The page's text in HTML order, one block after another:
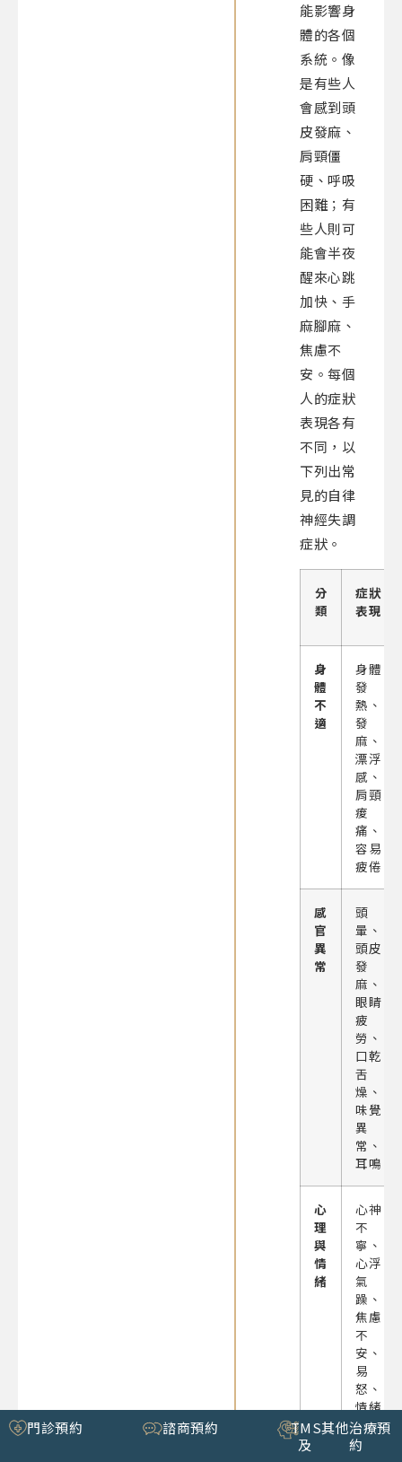
能影響身
體的各個
系統。像
是有些人
會感到頭
皮發麻、
肩頸僵
硬、呼吸
困難；有
些人則可
能會半夜
醒來心跳
加快、手
麻腳麻、
焦慮不
安。每個
人的症狀
表現各有
不同，以
下列出常
見的自律
神經失調
症狀。
分
類
症狀
表現
身
體
不
適
身體
發
熱、
發
麻、
漂浮
感、
肩頸
痠
痛、
容易
疲倦
感
官
異
常
頭
暈、
頭皮
發
麻、
眼睛
疲
勞、
口乾
舌
燥、
味覺
異
常、
耳鳴
心
理
與
情
緒
心神
不
寧、
心浮
氣
躁、
焦慮
不
安、
易
怒、
情緒
不穩
定、
門診預約 諮商預約
TMS
及
其他治療預
約